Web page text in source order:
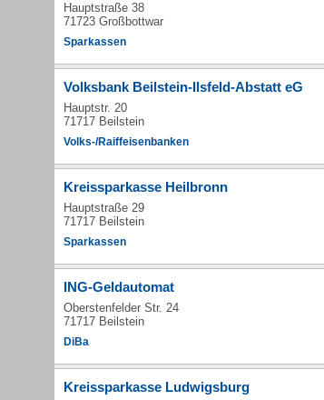
Hauptstraße 38
71723 Großbottwar
Sparkassen
Volksbank Beilstein-Ilsfeld-Abstatt eG
Hauptstr. 20
71717 Beilstein
Volks-/Raiffeisenbanken
Kreissparkasse Heilbronn
Hauptstraße 29
71717 Beilstein
Sparkassen
ING-Geldautomat
Oberstenfelder Str. 24
71717 Beilstein
DiBa
Kreissparkasse Ludwigsburg